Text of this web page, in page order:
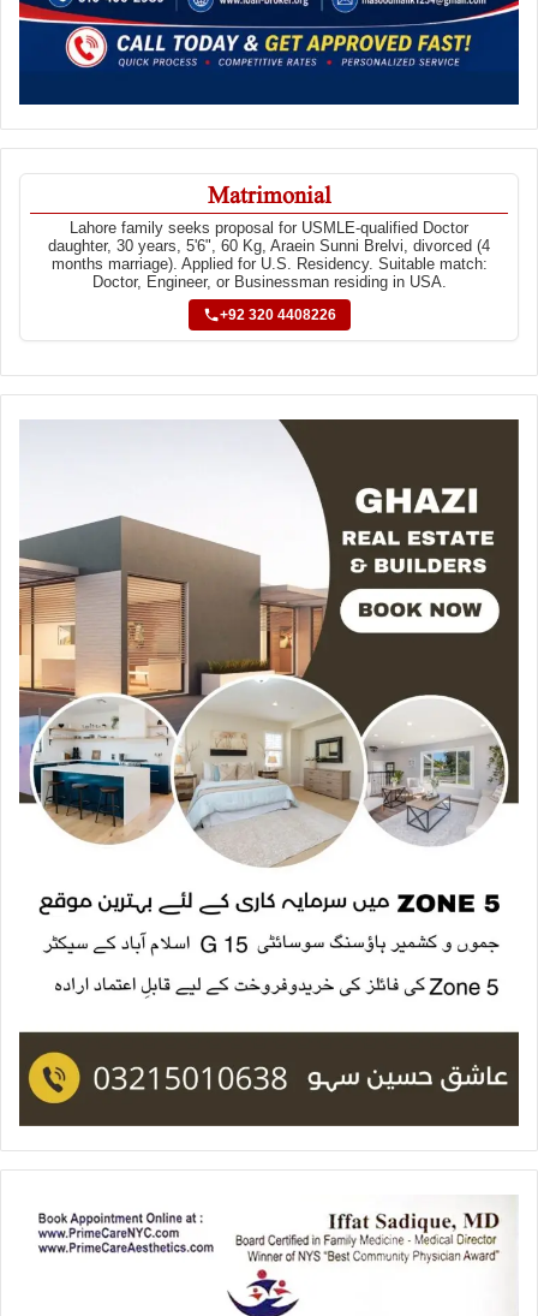
Matrimonial
Lahore family seeks proposal for USMLE-qualified Doctor
daughter, 30 years, 5'6", 60 Kg, Araein Sunni Brelvi, divorced (4
months marriage). Applied for U.S. Residency. Suitable match:
Doctor, Engineer, or Businessman residing in USA.
+92 320 4408226